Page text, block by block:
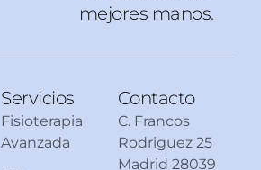
mejores manos.
Servicios
Fisioterapia
Avanzada
Contacto
C. Francos
Rodriguez 25
Madrid 28039